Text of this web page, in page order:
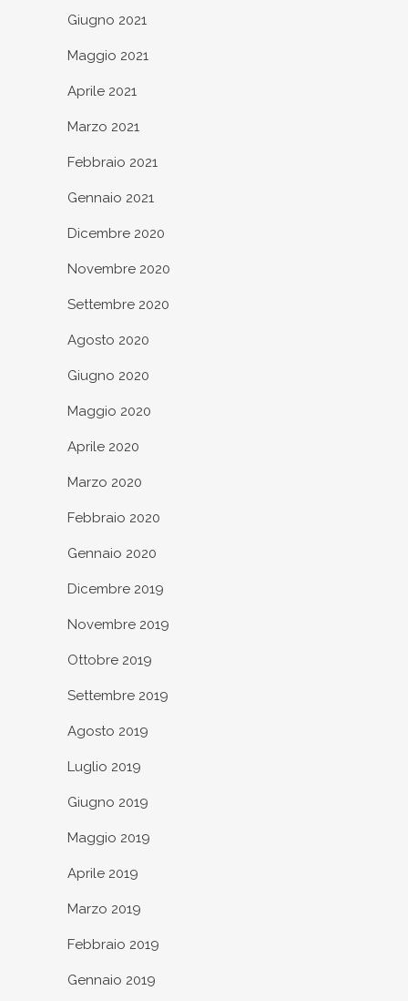
Giugno 2021
Maggio 2021
Aprile 2021
Marzo 2021
Febbraio 2021
Gennaio 2021
Dicembre 2020
Novembre 2020
Settembre 2020
Agosto 2020
Giugno 2020
Maggio 2020
Aprile 2020
Marzo 2020
Febbraio 2020
Gennaio 2020
Dicembre 2019
Novembre 2019
Ottobre 2019
Settembre 2019
Agosto 2019
Luglio 2019
Giugno 2019
Maggio 2019
Aprile 2019
Marzo 2019
Febbraio 2019
Gennaio 2019